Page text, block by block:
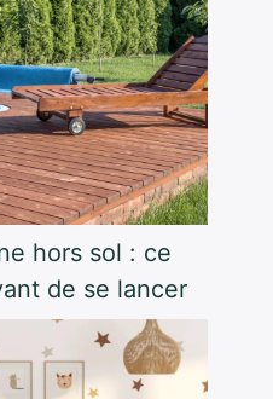
hors sol : ce
de se lancer